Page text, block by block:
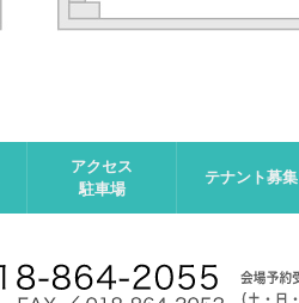
アクセス
駐車場
テナント募集